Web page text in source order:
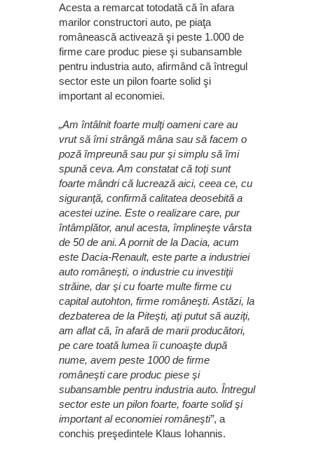
Acesta a remarcat totodată că în afara
marilor constructori auto, pe piaţa
românească activează şi peste 1.000 de
firme care produc piese şi subansamble
pentru industria auto, afirmând că întregul
sector este un pilon foarte solid şi
important al economiei.
„Am întâlnit foarte mulţi oameni care au
vrut să îmi strângă mâna sau să facem o
poză împreună sau pur şi simplu să îmi
spună ceva. Am constatat că toţi sunt
foarte mândri că lucrează aici, ceea ce, cu
siguranţă, confirmă calitatea deosebită a
acestei uzine. Este o realizare care, pur
întâmplător, anul acesta, împlineşte vârsta
de 50 de ani. A pornit de la Dacia, acum
este Dacia-Renault, este parte a industriei
auto româneşti, o industrie cu investiţii
străine, dar şi cu foarte multe firme cu
capital autohton, firme româneşti. Astăzi, la
dezbaterea de la Piteşti, aţi putut să auziţi,
am aflat că, în afară de marii producători,
pe care toată lumea îi cunoaşte după
nume, avem peste 1000 de firme
româneşti care produc piese şi
subansamble pentru industria auto. Întregul
sector este un pilon foarte, foarte solid şi
important al economiei româneşti”, a
conchis preşedintele Klaus Iohannis.